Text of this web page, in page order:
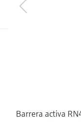
Barrera activa